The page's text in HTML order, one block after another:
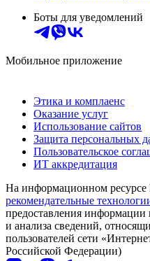
Боты для уведомлений
Мобильное приложение
Этика и комплаенс
Оказание услуг
Использование сайтов
Защита персональных
Пользовательское
ИТ аккредитация
На информационном ресурсе
рекомендательные
предоставления информации
и анализа сведений,
пользователей сети
Российской Федерации)